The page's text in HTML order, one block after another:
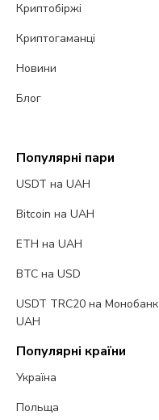
Криптобіржі
Криптогаманці
Новини
Блог
Популярні пари
USDT на UAH
Bitcoin на UAH
ETH на UAH
BTC на USD
USDT TRC20 на Монобанк
UAH
Популярні країни
Україна
Польща